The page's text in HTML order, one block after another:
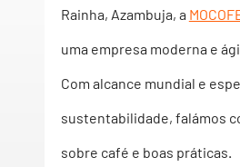
Rainha, Azambuja, a
uma empresa moderna e
Com alcance mundial e
sustentabilidade, falámos
sobre café e boas práticas.